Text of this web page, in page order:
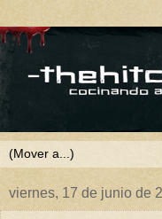
viernes, 17 de junio de